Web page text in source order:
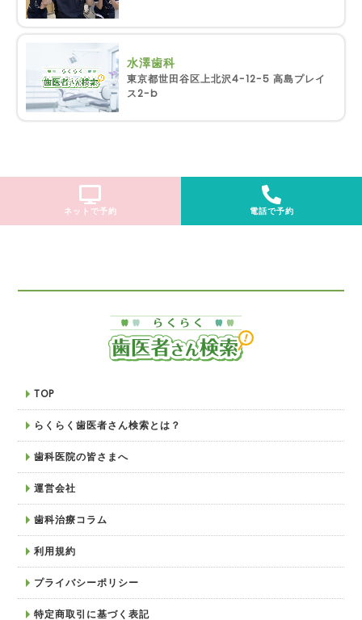
水澤歯科
東京都世田谷区上北沢4-12-5 高島プレイ
ス2-b
ネットで予約 電話で予約
TOP
らくらく歯医者さん検索とは？
歯科医院の皆さまへ
運営会社
歯科治療コラム
利用規約
プライバシーポリシー
特定商取引に基づく表記